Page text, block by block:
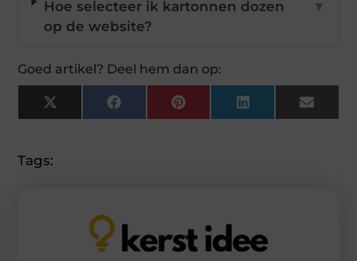
Hoe selecteer ik kartonnen dozen
op de website?
▼
Goed artikel? Deel hem dan op:
X
(Twitter)
FacebookPinterestLinkedInEmail
Tags: